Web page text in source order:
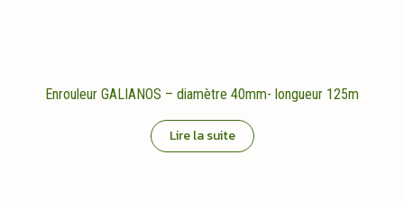
Enrouleur GALIANOS – diamètre 40mm- longueur 125m
Lire la suite